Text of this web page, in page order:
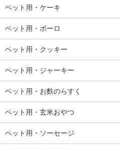
ペット用・ケーキ
ペット用・ボーロ
ペット用・クッキー
ペット用・ジャーキー
ペット用・お麩のらすく
ペット用・玄米おやつ
ペット用・ソーセージ